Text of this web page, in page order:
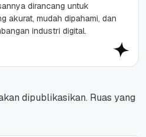
dirancang untuk
akurat, mudah dipahami, dan
industri digital.
dipublikasikan. Ruas yang